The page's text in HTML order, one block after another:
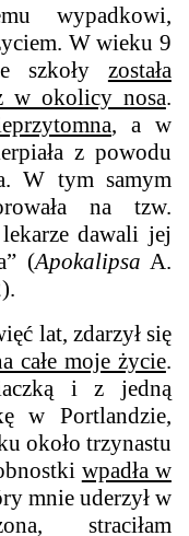
wypadkowi,
W wieku 9
szkoły została
w okolicy nosa.
, a w
z powodu
W tym samym
na tzw.
dawali jej
(Apokalipsa A.
lat, zdarzył się
całe moje życie.
i z jedną
w Portlandzie,
około trzynastu
wpadła w
mnie uderzył w
straciłam